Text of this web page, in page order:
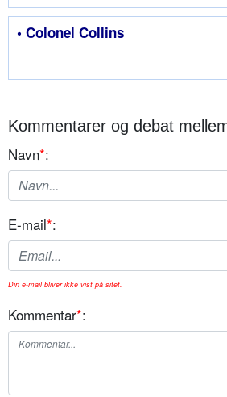
• Colonel Collins
Kommentarer og debat
Navn*:
E-mail*:
Din e-mail bliver ikke vist på sitet.
Kommentar*: